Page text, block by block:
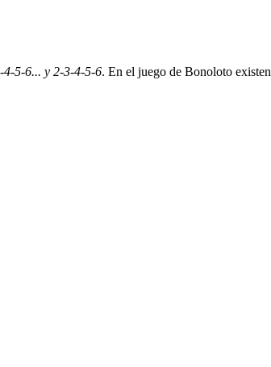
4-5-6... y 2-3-4-5-6. En el juego de Bonoloto existen